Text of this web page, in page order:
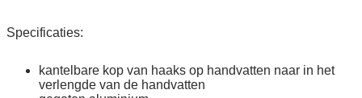
Specificaties:
kantelbare kop van haaks op handvatten naar in het
verlengde van de handvatten